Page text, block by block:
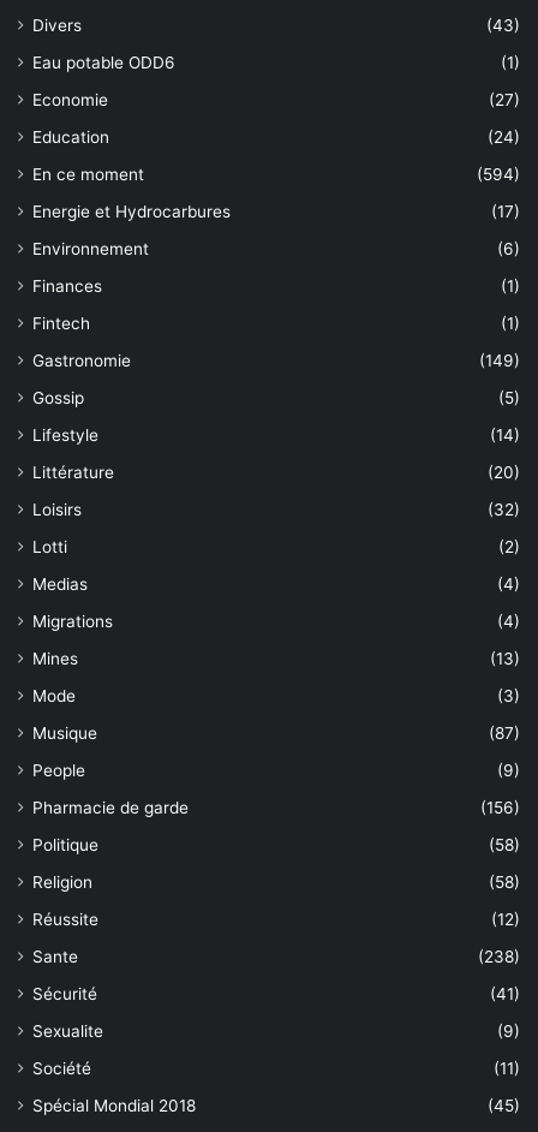
Divers
(43)
Eau potable ODD6
(1)
Economie
(27)
Education
(24)
En ce moment
(594)
Energie et Hydrocarbures
(17)
Environnement
(6)
Finances
(1)
Fintech
(1)
Gastronomie
(149)
Gossip
(5)
Lifestyle
(14)
Littérature
(20)
Loisirs
(32)
Lotti
(2)
Medias
(4)
Migrations
(4)
Mines
(13)
Mode
(3)
Musique
(87)
People
(9)
Pharmacie de garde
(156)
Politique
(58)
Religion
(58)
Réussite
(12)
Sante
(238)
Sécurité
(41)
Sexualite
(9)
Société
(11)
Spécial Mondial 2018
(45)